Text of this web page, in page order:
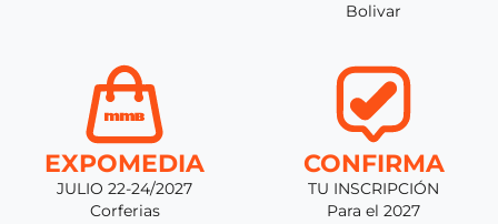
Bolivar
EXPOMEDIA
JULIO 22-24/2027
Corferias
CONFIRMA
TU INSCRIPCIÓN
Para el 2027